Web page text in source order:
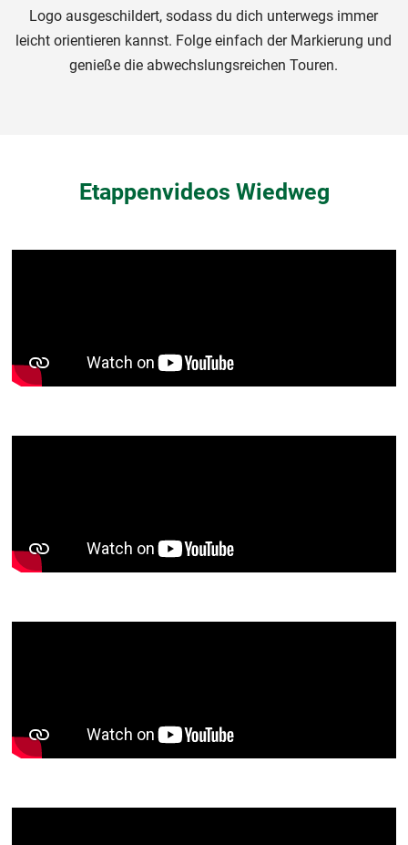
Logo ausgeschildert, sodass du dich unterwegs immer
leicht orientieren kannst. Folge einfach der Markierung und
genieße die abwechslungsreichen Touren.
Etappenvideos Wiedweg